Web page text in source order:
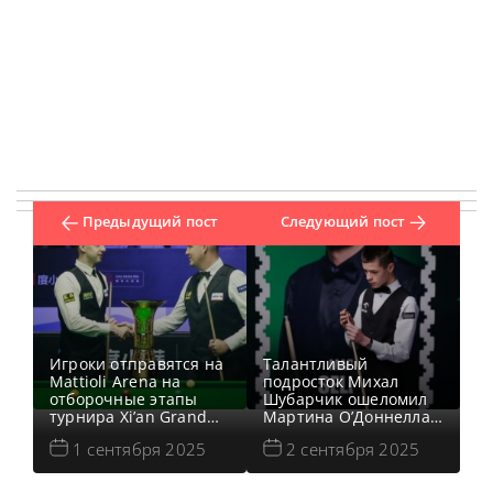
Предыдущий пост
Игроки отправятся на
Mattioli Arena на
отборочные этапы
турнира Xi’an Grand
Prix 2025, чтобы
забронировать места
на финальные раунды
1 сентября 2025
Следующий пост
Талантливый
подросток Михал
Шубарчик ошеломил
Мартина О’Доннелла,
выиграв
квалификационный
матч со счетом 5-4 на
2 сентября 2025